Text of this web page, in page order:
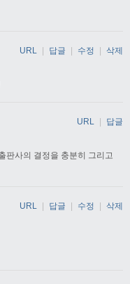
URL 답글 수정 삭제
판사의 결정을 충분히 그리고
URL 답글
URL 답글 수정 삭제